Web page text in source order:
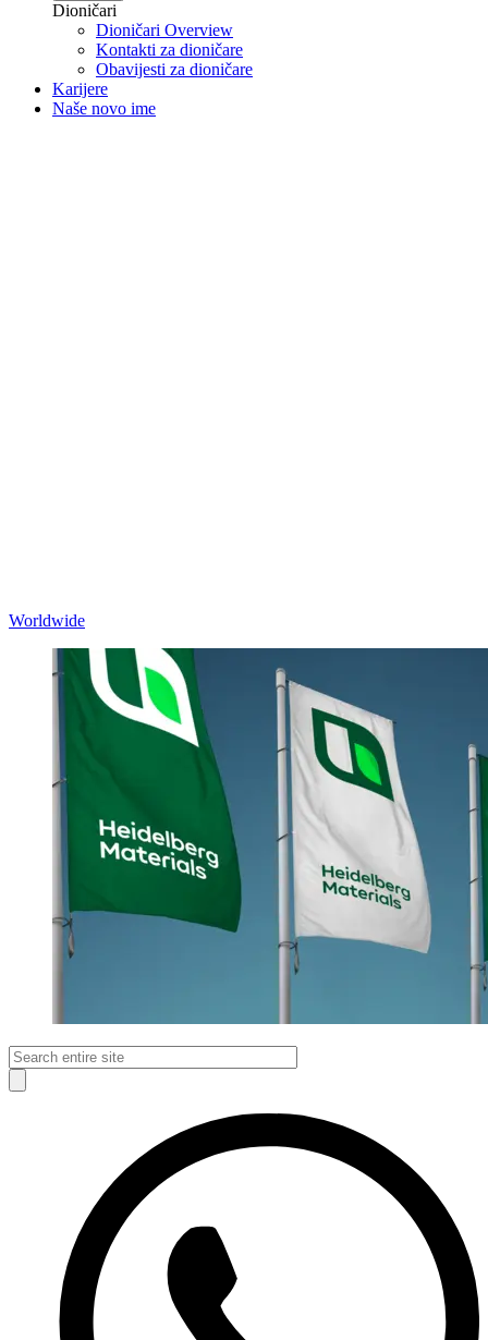
Dioničari
Dioničari Overview
Kontakti za dioničare
Obavijesti za dioničare
Karijere
Naše novo ime
Worldwide